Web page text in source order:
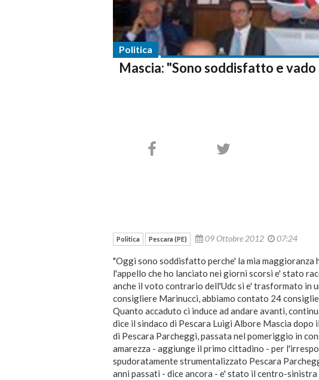
Politica
Mascia: "Sono soddisfatto e
Politica Pescara (PE) 09 Ottobre 2012 07:24
"Oggi sono soddisfatto perche' la mia maggioranza
l'appello che ho lanciato nei giorni scorsi e' stato
anche il voto contrario dell'Udc si e' trasformato in
consigliere Marinucci, abbiamo contato 24
Quanto accaduto ci induce ad andare avanti,
dice il sindaco di Pescara Luigi Albore Mascia
di Pescara Parcheggi, passata nel pomeriggio in
amarezza - aggiunge il primo cittadino - per
spudoratamente strumentalizzato Pescara
anni passati - dice ancora - e' stato il centro-